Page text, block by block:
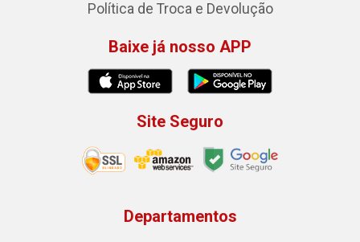
Política de Troca e Devolução
Baixe já nosso APP
Site Seguro
Departamentos